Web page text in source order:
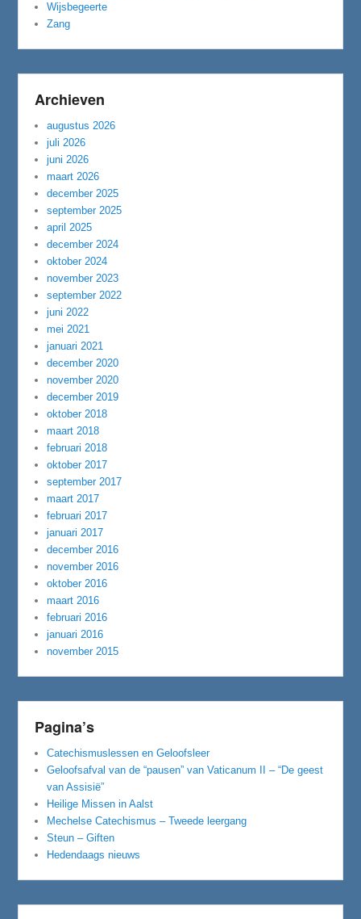
Wijsbegeerte
Zang
Archieven
augustus 2026
juli 2026
juni 2026
maart 2026
december 2025
september 2025
april 2025
december 2024
oktober 2024
november 2023
september 2022
juni 2022
mei 2021
januari 2021
december 2020
november 2020
december 2019
oktober 2018
maart 2018
februari 2018
oktober 2017
september 2017
maart 2017
februari 2017
januari 2017
december 2016
november 2016
oktober 2016
maart 2016
februari 2016
januari 2016
november 2015
Pagina’s
Catechismuslessen en Geloofsleer
Geloofsafval van de “pausen” van Vaticanum II – “De geest
van Assisië”
Heilige Missen in Aalst
Mechelse Catechismus – Tweede leergang
Steun – Giften
Hedendaags nieuws